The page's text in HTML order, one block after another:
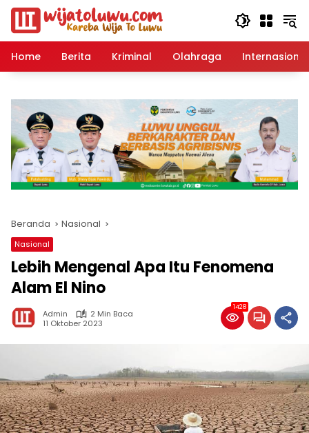
Langsung
konten
Home
Berita Kriminal Olahraga Internasional
Beranda Nasional
Nasional
Lebih Mengenal Apa Itu Fenomena
Alam El Nino
Admin
2 Min Baca
11 Oktober 2023
1428